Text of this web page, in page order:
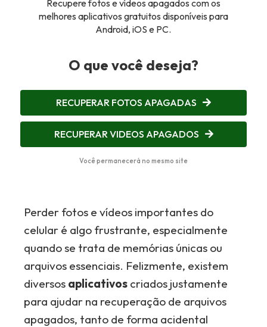
Recupere fotos e vídeos apagados com os
melhores aplicativos gratuitos disponíveis para
Android, iOS e PC.
O que você deseja?
RECUPERAR FOTOS APAGADAS
RECUPERAR VIDEOS APAGADOS
Você permanecerá no mesmo site
Perder fotos e vídeos importantes do
celular é algo frustrante, especialmente
quando se trata de memórias únicas ou
arquivos essenciais. Felizmente, existem
diversos aplicativos criados justamente
para ajudar na recuperação de arquivos
apagados, tanto de forma acidental